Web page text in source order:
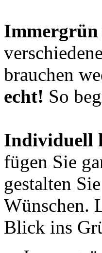
Immergrün
brauchen
echt! So
Individuell
fügen Sie
gestalten
Wünschen.
Blick ins